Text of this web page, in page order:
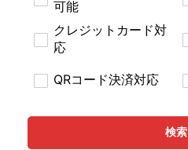
可能
クレジットカード対
応
QRコード決済対応
検索